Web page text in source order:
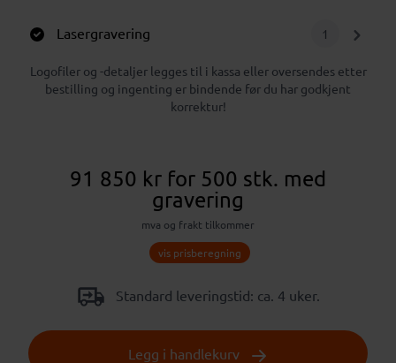
Lasergravering 1
Logofiler og -detaljer legges til i kassa eller oversendes etter
bestilling og ingenting er bindende før du har godkjent
korrektur!
91 850 kr for 500 stk. med
gravering
mva og frakt tilkommer
vis prisberegning
Standard leveringstid: ca. 4 uker.
Legg i handlekurv